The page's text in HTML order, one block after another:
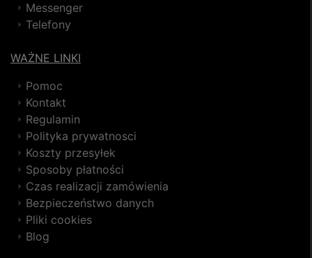
Messenger
Telefony
WAŻNE LINKI
Pomoc
Kontakt
Regulamin
Polityka prywatnosci
Koszty przesyłek
Sposoby płatności
Czas realizacji zamówienia
Bezpieczeństwo danych
Pliki cookies
Blog